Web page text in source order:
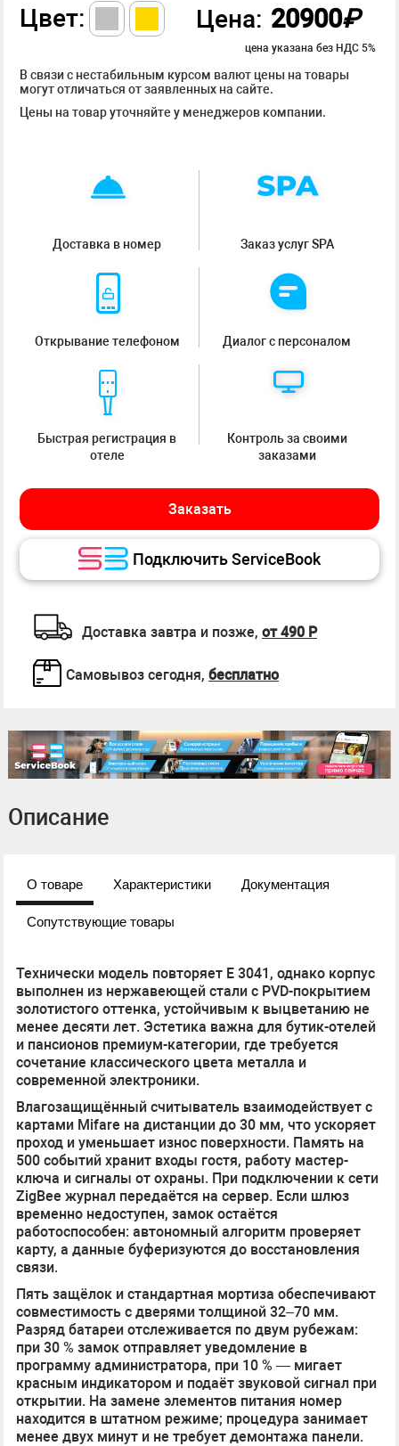
Цвет: Цена: 20900₽
цена указана без НДС 5%
В связи с нестабильным курсом валют цены на товары
могут отличаться от заявленных на сайте.
Цены на товар уточняйте у менеджеров компании.
Доставка в номер Заказ услуг SPA
Открывание телефоном Диалог с персоналом
Быстрая регистрация в
отеле
Контроль за своими
заказами
Заказать
Подключить ServiceBook
Доставка завтра и позже, от 490 Р
Самовывоз сегодня, бесплатно
Описание
О товаре Характеристики Документация
Сопутствующие товары
Технически модель повторяет E 3041, однако корпус
выполнен из нержавеющей стали с PVD-покрытием
золотистого оттенка, устойчивым к выцветанию не
менее десяти лет. Эстетика важна для бутик-отелей
и пансионов премиум-категории, где требуется
сочетание классического цвета металла и
современной электроники.
Влагозащищённый считыватель взаимодействует с
картами Mifare на дистанции до 30 мм, что ускоряет
проход и уменьшает износ поверхности. Память на
500 событий хранит входы гостя, работу мастер-
ключа и сигналы от охраны. При подключении к сети
ZigBee журнал передаётся на сервер. Если шлюз
временно недоступен, замок остаётся
работоспособен: автономный алгоритм проверяет
карту, а данные буферизуются до восстановления
связи.
Пять защёлок и стандартная мортиза обеспечивают
совместимость с дверями толщиной 32–70 мм.
Разряд батареи отслеживается по двум рубежам:
при 30 % замок отправляет уведомление в
программу администратора, при 10 % — мигает
красным индикатором и подаёт звуковой сигнал при
открытии. На замене элементов питания номер
находится в штатном режиме; процедура занимает
менее двух минут и не требует демонтажа панели.